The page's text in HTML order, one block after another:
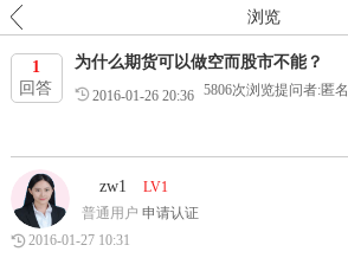
浏览
1
回答
为什么期货可以做空而股市不能？
2016-01-26 20:36 5806次浏览提问者:匿名
zw1
LV1
普通用户 申请认证
2016-01-27 10:31